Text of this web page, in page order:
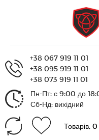
+38 067 919 11 01
+38 095 919 11 01
+38 073 919 11 01
Пн-Пт: с 9:00 до
Сб-Нд: вихідний
Товарів, 0